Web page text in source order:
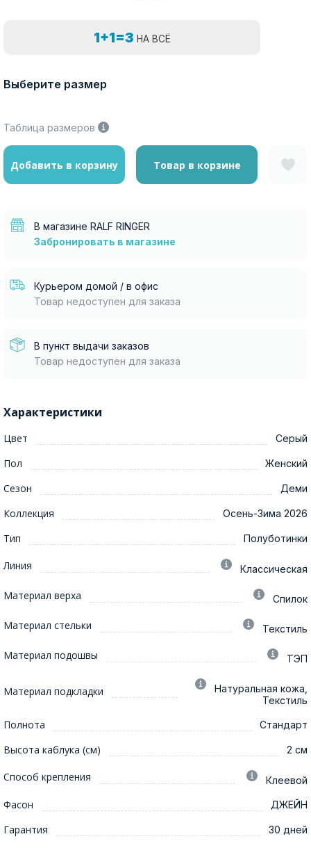
1+1=3 НА ВСЁ
Выберите размер
Таблица размеров
Добавить в корзину Товар в корзине
В магазине RALF RINGER
Забронировать в магазине
Курьером домой / в офис
Товар недоступен для заказа
В пункт выдачи заказов
Товар недоступен для заказа
Характеристики
Цвет Серый
Пол Женский
Сезон Деми
Коллекция Осень-Зима 2026
Тип Полуботинки
Линия Классическая
Материал верха Спилок
Материал стельки Текстиль
Материал подошвы ТЭП
Материал подкладки
Натуральная кожа,
Текстиль
Полнота Стандарт
Высота каблука (см) 2 см
Способ крепления Клеевой
Фасон ДЖЕЙН
Гарантия 30 дней